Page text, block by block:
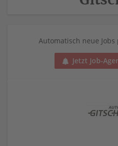
Automatisch neue
Jetzt Job-